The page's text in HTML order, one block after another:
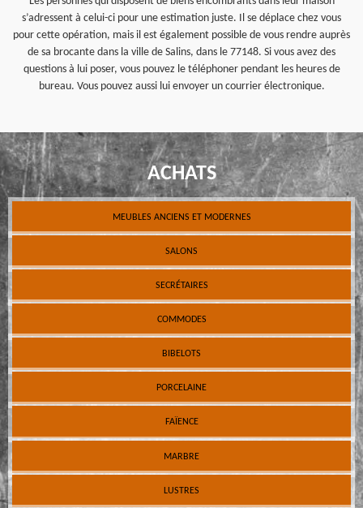
s’adressent à celui-ci pour une estimation juste. Il se déplace chez vous
pour cette opération, mais il est également possible de vous rendre auprès
de sa brocante dans la ville de Salins, dans le 77148. Si vous avez des
questions à lui poser, vous pouvez le téléphoner pendant les heures de
bureau. Vous pouvez aussi lui envoyer un courrier électronique.
ACHATS
MEUBLES ANCIENS ET MODERNES
SALONS
SECRÉTAIRES
COMMODES
BIBELOTS
PORCELAINE
FAÏENCE
MARBRE
LUSTRES